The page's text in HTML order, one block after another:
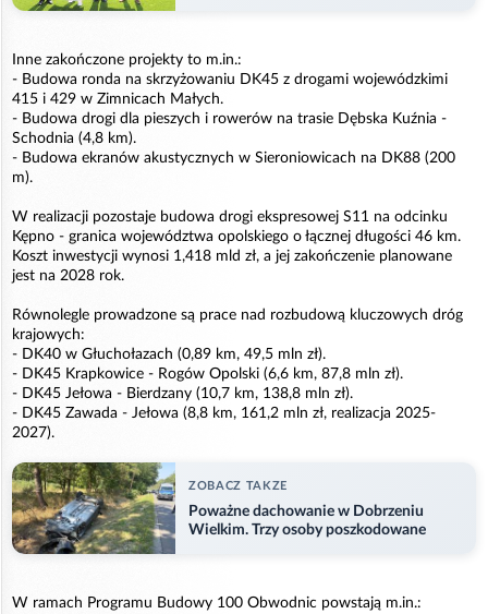
Inne zakończone projekty to m.in.:
- Budowa ronda na skrzyżowaniu DK45 z drogami wojewódzkimi
415 i 429 w Zimnicach Małych.
- Budowa drogi dla pieszych i rowerów na trasie Dębska Kuźnia -
Schodnia (4,8 km).
- Budowa ekranów akustycznych w Sieroniowicach na DK88 (200
m).
W realizacji pozostaje budowa drogi ekspresowej S11 na odcinku
Kępno - granica województwa opolskiego o łącznej długości 46 km.
Koszt inwestycji wynosi 1,418 mld zł, a jej zakończenie planowane
jest na 2028 rok.
Równolegle prowadzone są prace nad rozbudową kluczowych dróg
krajowych:
- DK40 w Głuchołazach (0,89 km, 49,5 mln zł).
- DK45 Krapkowice - Rogów Opolski (6,6 km, 87,8 mln zł).
- DK45 Jełowa - Bierdzany (10,7 km, 138,8 mln zł).
- DK45 Zawada - Jełowa (8,8 km, 161,2 mln zł, realizacja 2025-
2027).
ZOBACZ TAKZE
Poważne dachowanie w Dobrzeniu
Wielkim. Trzy osoby poszkodowane
W ramach Programu Budowy 100 Obwodnic powstają m.in.: